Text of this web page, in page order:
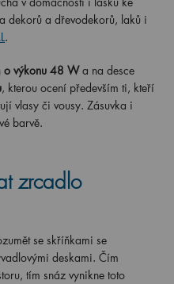
dekorů a dřevodekorů, laků i
.
o výkonu 48 Wa na desce
, kterou ocení především ti, kteří
vlasy či vousy. Zásuvka i
barvě.
zrcadlo
se skříňkami se
deskami. Čím
tím snáz vynikne toto